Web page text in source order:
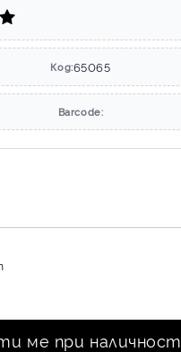
Код:65065
Barcode:
ме при наличност